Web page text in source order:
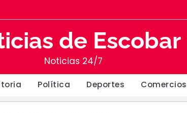
de Escobar
Noticias 24/7
Política Deportes Comercios